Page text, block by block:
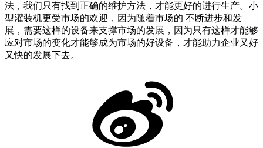
法，我们只有找到正确的维护方法，才能更好的进行生产。小
型灌装机更受市场的欢迎，因为随着市场的 不断进步和发
展，需要这样的设备来支撑市场的发展，因为只有这样才能够
应对市场的变化才能够成为市场的好设备，才能助力企业又好
又快的发展下去。